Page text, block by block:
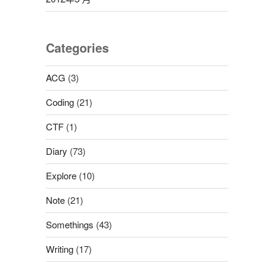
Categories
ACG (3)
Coding(21)
CTF(1)
Diary (73)
Explore(10)
Note(21)
Somethings (43)
Writing(17)